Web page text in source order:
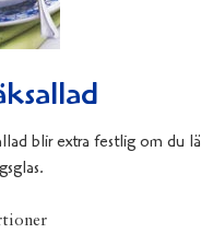
blir extra festlig om du